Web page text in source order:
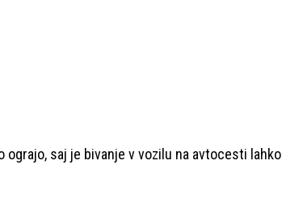
saj je bivanje v vozilu na avtocesti lahko